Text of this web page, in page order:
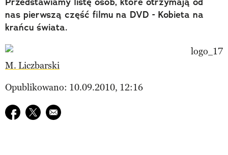
nas pierwszą część filmu na DVD - Kobieta na
krańcu świata.
M. Liczbarski
Opublikowano: 10.09.2010, 12:16
Udostępnij na facebook
Udostępnij na twitter
E-mail do przyjaciela